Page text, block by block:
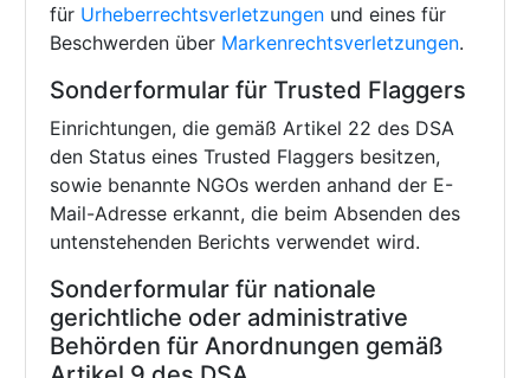
für Urheberrechtsverletzungen und eines für
Beschwerden über Markenrechtsverletzungen.
Sonderformular für Trusted Flaggers
Einrichtungen, die gemäß Artikel 22 des DSA
den Status eines Trusted Flaggers besitzen,
sowie benannte NGOs werden anhand der E-
Mail-Adresse erkannt, die beim Absenden des
untenstehenden Berichts verwendet wird.
Sonderformular für nationale
gerichtliche oder administrative
Behörden für Anordnungen gemäß